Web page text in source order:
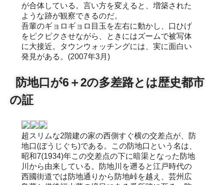
が合体している。言い方を変えると、増築された
ような跡が観察できるのだ。
吾輩のギョロギョロ目玉を左右に動かし、口ひげ
をピクピクさせながら、ときにはズームで被写体
に大接近。タウンウォッチングには、実に面白い
発見がある。(2007年3月)
防地口が6＋2の多差路とは歴史都市
の証
超スリムな2階建の家の西側すぐ横の交差点が、防
地口(ぼうじぐち)である。この防地口という名は、
昭和7(1934)年この交差点の下に暗渠となった防地
川から由来している。防地川を遡ると江戸時代の
西國街道では防地通りから防地峠を越え、芸州広